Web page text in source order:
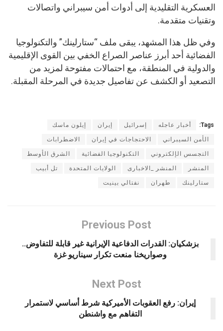
العسكرية التقليدية إلى أدوات أمن سيبراني واتصالات
وتقنيات متقدمة.
وفي ظل هذا المشهد، يبقى ملف “ستارلينك” والتكنولوجيا
الفضائية أحد أبرز عناصر الصراع الخفي بين القوى الإقليمية
والدولية في المنطقة، مع احتمالات مفتوحة لمزيد من
التصعيد أو الكشف عن تفاصيل جديدة في المرحلة المقبلة.
Tags: أخبار عاجله إسرائيل إيران إيلون ماسك
الأمن السيبراني الاحتجاجات في إيران الاضطرابات
التجسس الإلكتروني التكنولوجيا الفضائية الشرق الأوسط
المنشر المنشر _الاخبارى الولايات المتحدة تل أبيب
ستارلينك طهران نفتالي بينيت
Previous Post
بزشكيان: القدرات الدفاعية الإيرانية غير قابلة للتفاوض..
وصواريخنا منعت تكرار سيناريو غزة
Next Post
إيران: رفع العقوبات الأميركية شرط أساسي لاستمرار
التفاهم مع واشنطن